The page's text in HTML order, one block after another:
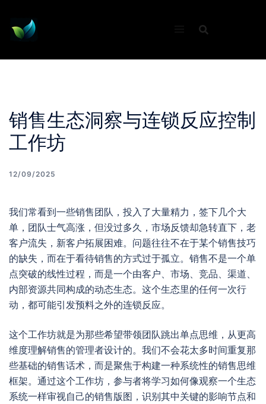
content
销售生态洞察与连锁反应控制
工作坊
12/09/2025
我们常看到一些销售团队，投入了大量精力，签下几个大
单，团队士气高涨，但没过多久，市场反馈却急转直下，老
客户流失，新客户拓展困难。问题往往不在于某个销售技巧
的缺失，而在于看待销售的方式过于孤立。销售不是一个单
点突破的线性过程，而是一个由客户、市场、竞品、渠道、
内部资源共同构成的动态生态。这个生态里的任何一次行
动，都可能引发预料之外的连锁反应。
这个工作坊就是为那些希望带领团队跳出单点思维，从更高
维度理解销售的管理者设计的。我们不会花太多时间重复那
些基础的销售话术，而是聚焦于构建一种系统性的销售思维
框架。通过这个工作坊，参与者将学习如何像观察一个生态
系统一样审视自己的销售版图，识别其中关键的影响节点和